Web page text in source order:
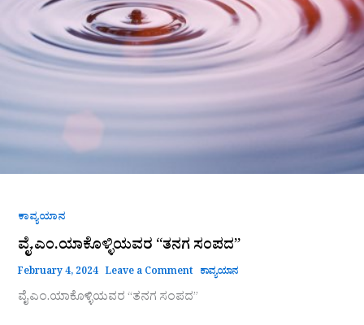
ಕಾವ್ಯಯಾನ
ವೈ.ಎಂ.ಯಾಕೊಳ್ಳಿಯವರ “ತನಗ ಸಂಪದ”
February 4, 2024 Leave a Comment ಕಾವ್ಯಯಾನ
ವೈ.ಎಂ.ಯಾಕೊಳ್ಳಿಯವರ “ತನಗ ಸಂಪದ”